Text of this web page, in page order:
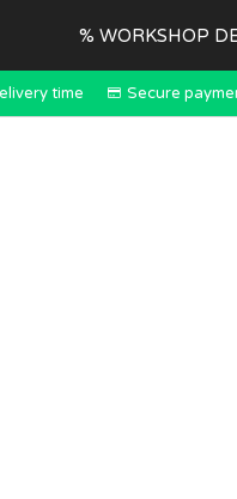
% WORKSHOP
time Secure